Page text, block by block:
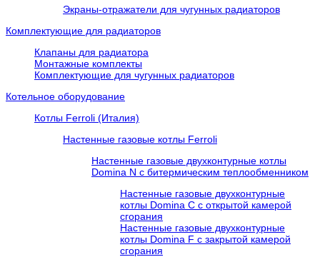
Экраны-отражатели для чугунных радиаторов
Комплектующие для радиаторов
Клапаны для радиатора
Монтажные комплекты
Комплектующие для чугунных радиаторов
Котельное оборудование
Котлы Ferroli (Италия)
Настенные газовые котлы Ferroli
Настенные газовые двухконтурные котлы
Domina N с битермическим теплообменником
Настенные газовые двухконтурные
котлы Domina C с открытой камерой
сгорания
Настенные газовые двухконтурные
котлы Domina F с закрытой камерой
сгорания